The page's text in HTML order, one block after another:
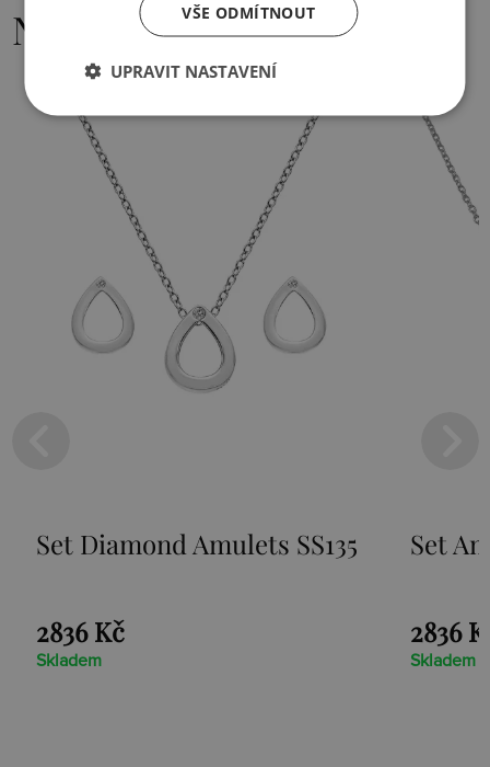
Nejoblíbenější
Set Diamond Amulets SS135
2836 Kč
Skladem
Set
2836
Skladem
VŠE ODMÍTNOUT
UPRAVIT NASTAVENÍ